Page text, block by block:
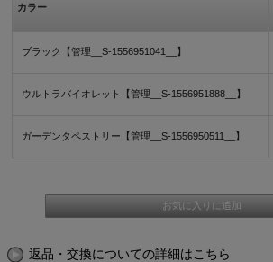
カラー
ブラック【管理__S-1556951041__】
ウルトラバイオレット【管理__S-1556951888__】
ガーデンタペストリー【管理__S-1556950511__】
返品・交換についての詳細はこちら